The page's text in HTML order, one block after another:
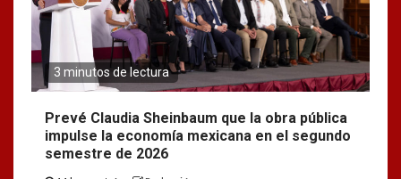
3 minutos de lectura
Prevé Claudia Sheinbaum que la obra pública
impulse la economía mexicana en el segundo
semestre de 2026